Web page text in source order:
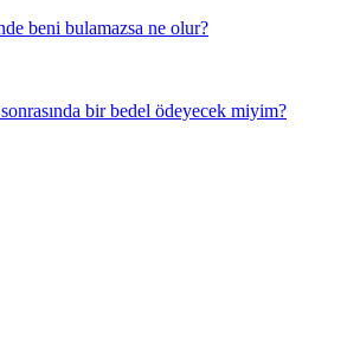
beni bulamazsa ne olur?
bir bedel ödeyecek miyim?